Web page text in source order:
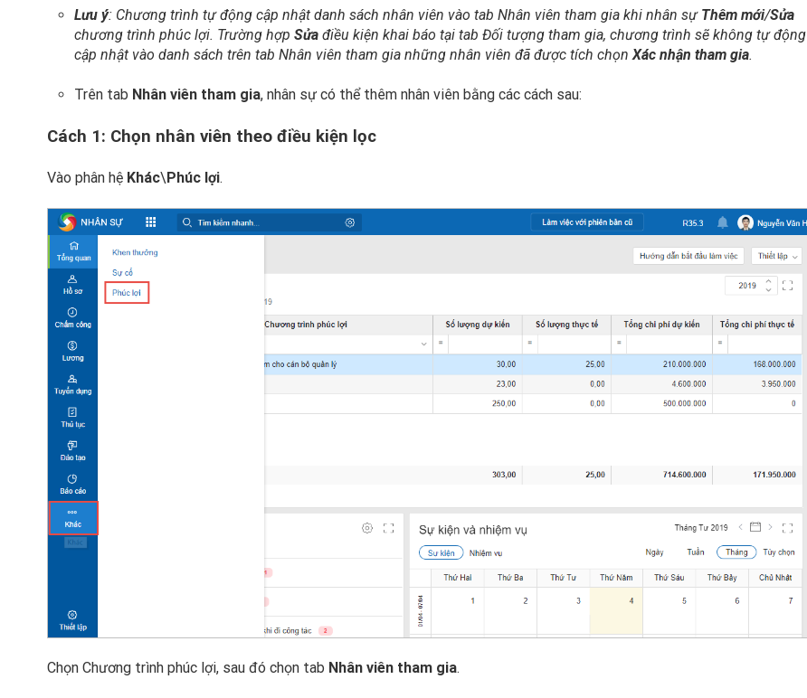
Lưu ý: Chương trình tự động cập nhật danh sách nhân viên vào tab Nhân viên tham gia khi nhân sự Thêm mới/Sửa
chương trình phúc lợi. Trường hợp Sửa điều kiện khai báo tại tab Đối tượng tham gia, chương trình sẽ không tự động
cập nhật vào danh sách trên tab Nhân viên tham gia những nhân viên đã được tích chọnXác nhận tham gia.
Trên tab Nhân viên tham gia, nhân sự có thể thêm nhân viên bằng các cách sau:
Cách 1: Chọn nhân viên theo điều kiện lọc
Vào phân hệ Khác\Phúc lợi.
Chọn Chương trình phúc lợi, sau đó chọn tab Nhân viên tham gia.